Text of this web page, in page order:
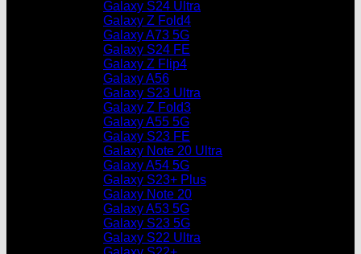
Galaxy S24 Ultra
Galaxy Z Fold4
Galaxy A73 5G
Galaxy S24 FE
Galaxy Z Flip4
Galaxy A56
Galaxy S23 Ultra
Galaxy Z Fold3
Galaxy A55 5G
Galaxy S23 FE
Galaxy Note 20 Ultra
Galaxy A54 5G
Galaxy S23+ Plus
Galaxy Note 20
Galaxy A53 5G
Galaxy S23 5G
Galaxy S22 Ultra